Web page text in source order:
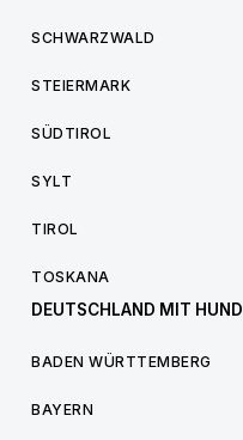
SCHWARZWALD
STEIERMARK
SÜDTIROL
SYLT
TIROL
TOSKANA
DEUTSCHLAND MIT HUND
BADEN WÜRTTEMBERG
BAYERN